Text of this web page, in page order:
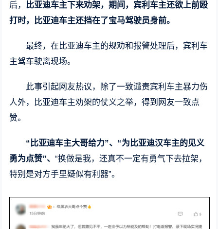
后， 比亚迪车主下来劝架，期间，宾利车主还欲上前殴
打时，比亚迪车主还挡在了宝马驾驶员身前。
最终，在比亚迪车主的规劝和报警处理后，宾利车
主驾车驶离现场。
此事引起网友热议，除了一致谴责宾利车主暴力伤
人外，比亚迪车主劝架的仗义之举，得到网友一致点
赞。
“比亚迪车主大哥给力”、“为比亚迪汉车主的见义
勇为点赞”、“换做是我，还真不一定有勇气下去拉架，
特别是对方手里疑似有利器”。